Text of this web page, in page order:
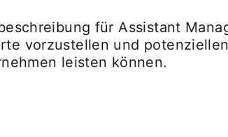
für Assistant
vorzustellen und
leisten können.